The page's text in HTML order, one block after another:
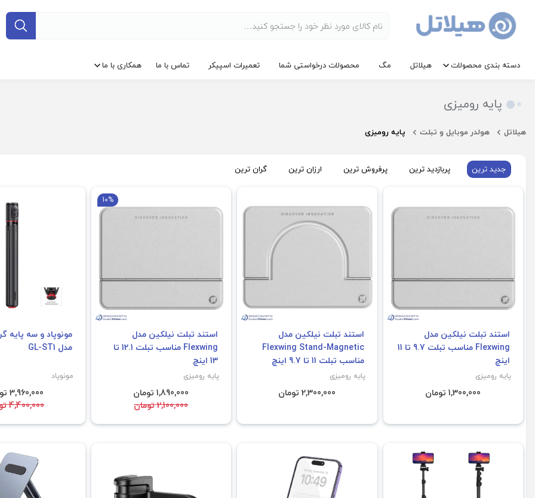
دسته بندی محصولات هیلاتل مگ محصولات درخواستی شما تعمیرات اسپیکر تماس با ما همکاری با ما
پایه رومیزی
هیلاتل هولدر موبایل و تبلت پایه رومیزی
جدید ترین پربازدید ترین پرفروش ترین ارزان ترین گران ترین
استند تبلت نیلکین مدل
Flexwing مناسب تبلت 9.7 تا 11
اینچ
پایه رومیزی
1,300,000 تومان
استند تبلت نیلکین مدل
Flexwing Stand-Magnetic
مناسب تبلت 11 تا 9.7 اینچ
پایه رومیزی
2,300,000 تومان
10%
استند تبلت نیلکین مدل
Flexwing مناسب تبلت 12.1 تا
13 اینچ
پایه رومیزی
1,890,000 تومان
2,100,000 تومان
مونوپاد و سه پایه
مدل GL-ST1
مونوپاد
3,960,000 تومان
4,400,000 تومان
فروش